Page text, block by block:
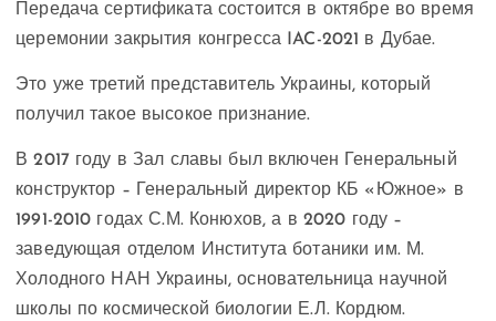
Передача сертификата состоится в октябре во время
церемонии закрытия конгресса IAC-2021 в Дубае.
Это уже третий представитель Украины, который
получил такое высокое признание.
В 2017 году в Зал славы был включен Генеральный
конструктор – Генеральный директор КБ «Южное» в
1991-2010 годах С.М. Конюхов, а в 2020 году –
заведующая отделом Института ботаники им. М.
Холодного НАН Украины, основательница научной
школы по космической биологии Е.Л. Кордюм.